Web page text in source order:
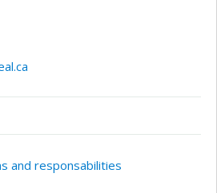
and responsabilities